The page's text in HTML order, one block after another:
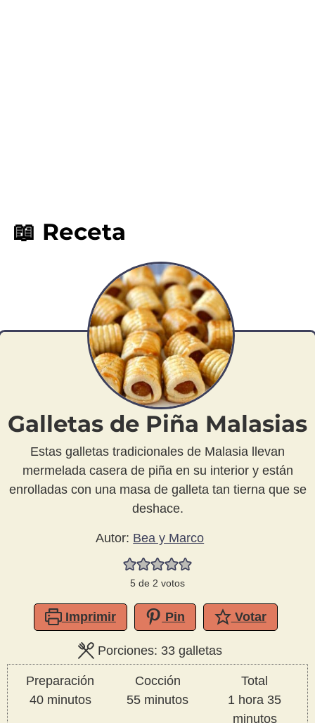
📖 Receta
Galletas de Piña Malasias
Estas galletas tradicionales de Malasia llevan
mermelada casera de piña en su interior y están
enrolladas con una masa de galleta tan tierna que se
deshace.
Autor: Bea y Marco
5 de 2 votos
Imprimir Pin Votar
Porciones: 33 galletas
Preparación
40minutos
minutos
Cocción
55minutos
minutos
Total
1 hora
hora 35
minutos